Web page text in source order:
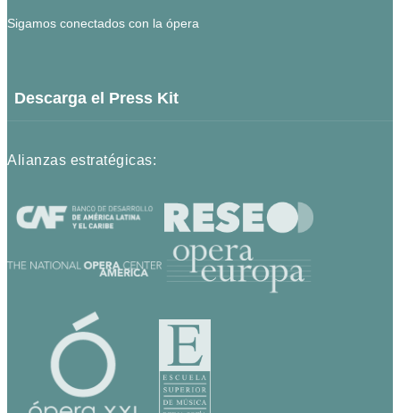
Sigamos conectados con la ópera
Descarga el Press Kit
Alianzas estratégicas: